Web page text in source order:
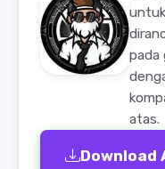
pada
atas.
Download